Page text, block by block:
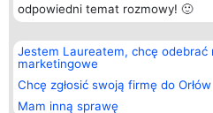
odpowiedni temat rozmowy! 🙂
Jestem Laureatem, chcę odebrać
marketingowe
Chcę zgłosić swoją firmę do Orłów
Mam inną sprawę
Organizator plebiscytu
Bright Side Solutions sp. z o.
o. sp. k.
ul. Ruska 22
Wrocław 50-079
KRS 0000749100 | Regon
Laureaci
wszystkich
Laureatów